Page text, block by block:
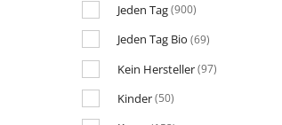
Jeden Tag(900)
Jeden Tag Bio (69)
Kein Hersteller(97)
Kinder(50)